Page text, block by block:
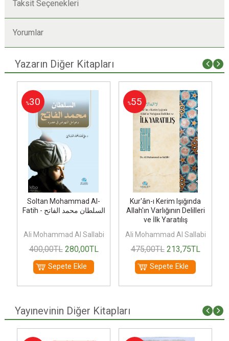
Taksit Seçenekleri
Yorumlar
Yazarın Diğer Kitapları
%30
Soltan Mohammad Al-
Fatih - السلطان محمد الفاتح
Ali Mohammad Al Sallabi
400,00TL 280,00TL
Sepete Ekle
%55
Kur'ân-ı Kerim Işığında
Allah'ın Varlığının Delilleri
ve İlk Yaratılış
Ali Mohammad Al Sallabi
475,00TL 213,75TL
Sepete Ekle
Yayınevinin Diğer Kitapları